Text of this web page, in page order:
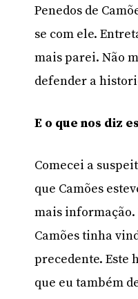
Penedos de
se com ele.
mais parei. Não
defender a
E o que nos diz
Comecei a
que Camões
mais informação.
Camões tinha
precedente. Este
que eu também